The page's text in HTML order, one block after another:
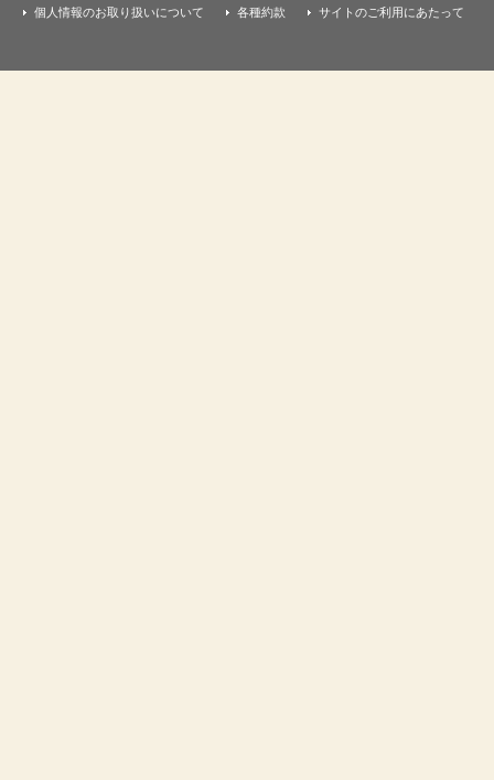
個人情報のお取り扱いについて 各種約款 サイトのご利用にあたって